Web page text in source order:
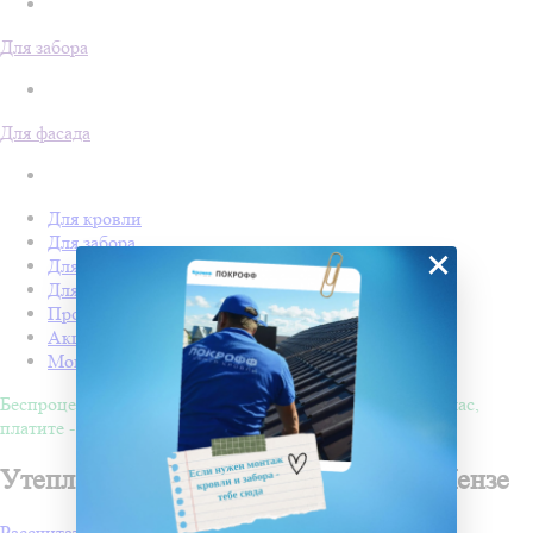
Для забора
Для фасада
Для кровли
Для забора
Для фасада
Для дачи
Производство Покрофф
Акции
Монтаж
Беспроцентная рассрочка на 4 месяца. Покупайте - сейчас,
платите - потом!
Утепление штукатурных фасадов в Пензе
×